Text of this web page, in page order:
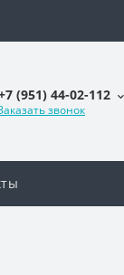
(951) 44-02-112
звонок